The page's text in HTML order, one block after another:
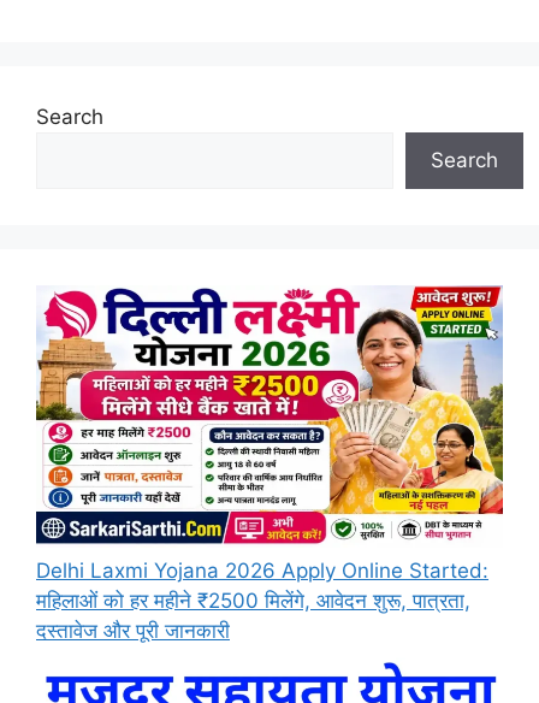
Search
Search
Delhi Laxmi Yojana 2026 Apply Online Started:
महिलाओं को हर महीने ₹2500 मिलेंगे, आवेदन शुरू, पात्रता,
दस्तावेज और पूरी जानकारी